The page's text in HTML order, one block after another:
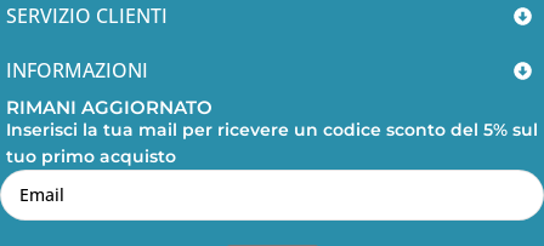
Rating: 5/5
Tutto bene esperienza perfetta
Sun Jan 25 2026 23:57:49 GMT+0000 (Coordinated
Autodesk Revit Licenza Originale
Cristiano Pascucci
Rating: 5/5
SERVIZIO CLIENTI
INFORMAZIONI
RIMANI AGGIORNATO
Inserisci la tua mail per ricevere un codice sconto del 5% sul
tuo primo acquisto